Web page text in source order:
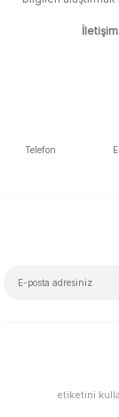
İletişim
Telefon
etiketini